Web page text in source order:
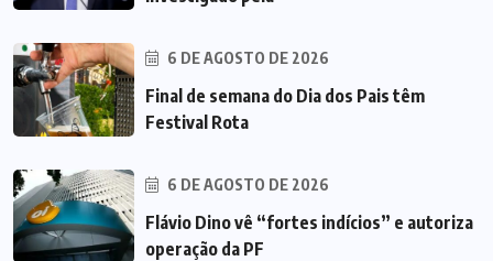
6 DE AGOSTO DE 2026
Final de semana do Dia dos Pais têm
Festival Rota
6 DE AGOSTO DE 2026
Flávio Dino vê “fortes indícios” e autoriza
operação da PF